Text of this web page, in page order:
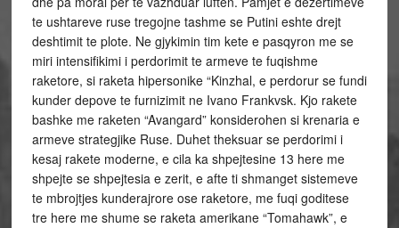
te ushtareve ruse tregojne tashme se Putini eshte drejt
deshtimit te plote. Ne gjykimin tim kete e pasqyron me se
miri intensifikimi i perdorimit te armeve te fuqishme
raketore, si raketa hipersonike “Kinzhal, e perdorur se fundi
kunder depove te furnizimit ne Ivano Frankvsk. Kjo rakete
bashke me raketen “Avangard” konsiderohen si krenaria e
armeve strategjike Ruse. Duhet theksuar se perdorimi i
kesaj rakete moderne, e cila ka shpejtesine 13 here me
shpejte se shpejtesia e zerit, e afte ti shmanget sistemeve
te mbrojtjes kunderajrore ose raketore, me fuqi goditese
tre here me shume se raketa amerikane “Tomahawk”, e